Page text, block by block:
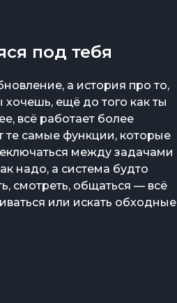
под тебя
а история про то,
хочешь, ещё до того как ты
всё работает более
те самые функции, которые
между задачами
надо, а система будто
смотреть, общаться — всё
или искать обходные